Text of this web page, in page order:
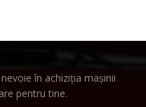
în achiziția mașinii
pentru tine.